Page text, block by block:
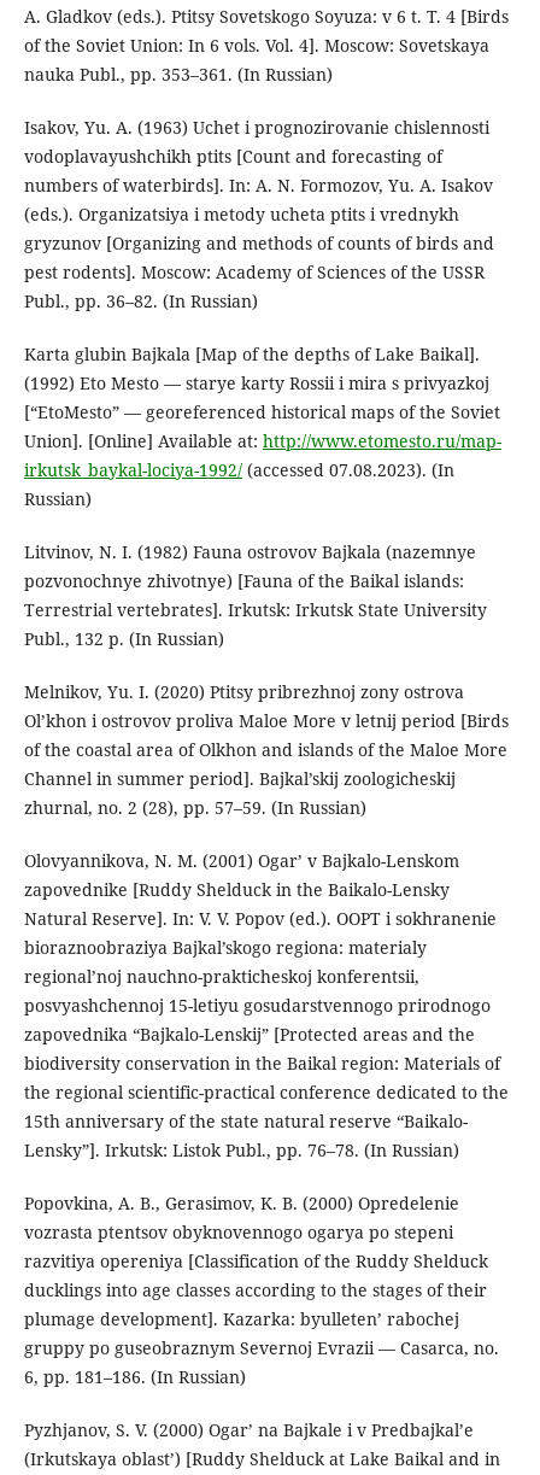
A. Gladkov (eds.). Ptitsy Sovetskogo Soyuza: v 6 t. T. 4 [Birds
of the Soviet Union: In 6 vols. Vol. 4]. Moscow: Sovetskaya
nauka Publ., pp. 353–361. (In Russian)
Isakov, Yu. A. (1963) Uchet i prognozirovanie chislennosti
vodoplavayushchikh ptits [Count and forecasting of
numbers of waterbirds]. In: A. N. Formozov, Yu. A. Isakov
(eds.). Organizatsiya i metody ucheta ptits i vrednykh
gryzunov [Organizing and methods of counts of birds and
pest rodents]. Moscow: Academy of Sciences of the USSR
Publ., pp. 36–82. (In Russian)
Karta glubin Bajkala [Map of the depths of Lake Baikal].
(1992) Eto Mesto — starye karty Rossii i mira s privyazkoj
[“EtoMesto” — georeferenced historical maps of the Soviet
Union]. [Online] Available at: http://www.etomesto.ru/map-
irkutsk_baykal-lociya-1992/(accessed 07.08.2023). (In
Russian)
Litvinov, N. I. (1982) Fauna ostrovov Bajkala (nazemnye
pozvonochnye zhivotnye) [Fauna of the Baikal islands:
Terrestrial vertebrates]. Irkutsk: Irkutsk State University
Publ., 132 p. (In Russian)
Melnikov, Yu. I. (2020) Ptitsy pribrezhnoj zony ostrova
Ol’khon i ostrovov proliva Maloe More v letnij period [Birds
of the coastal area of Olkhon and islands of the Maloe More
Channel in summer period]. Bajkal’skij zoologicheskij
zhurnal, no. 2 (28), pp. 57–59. (In Russian)
Olovyannikova, N. M. (2001) Ogar’ v Bajkalo-Lenskom
zapovednike [Ruddy Shelduck in the Baikalo-Lensky
Natural Reserve]. In: V. V. Popov (ed.). OOPT i sokhranenie
bioraznoobraziya Bajkal’skogo regiona: materialy
regional’noj nauchno-prakticheskoj konferentsii,
posvyashchennoj 15-letiyu gosudarstvennogo prirodnogo
zapovednika “Bajkalo-Lenskij” [Protected areas and the
biodiversity conservation in the Baikal region: Materials of
the regional scientific-practical conference dedicated to the
15th anniversary of the state natural reserve “Baikalo-
Lensky”]. Irkutsk: Listok Publ., pp. 76–78. (In Russian)
Popovkina, A. B., Gerasimov, K. B. (2000) Opredelenie
vozrasta ptentsov obyknovennogo ogarya po stepeni
razvitiya opereniya [Classification of the Ruddy Shelduck
ducklings into age classes according to the stages of their
plumage development]. Kazarka: byulleten’ rabochej
gruppy po guseobraznym Severnoj Evrazii — Casarca, no.
6, pp. 181–186. (In Russian)
Pyzhjanov, S. V. (2000) Ogar’ na Bajkale i v Predbajkal’e
(Irkutskaya oblast’) [Ruddy Shelduck at Lake Baikal and in